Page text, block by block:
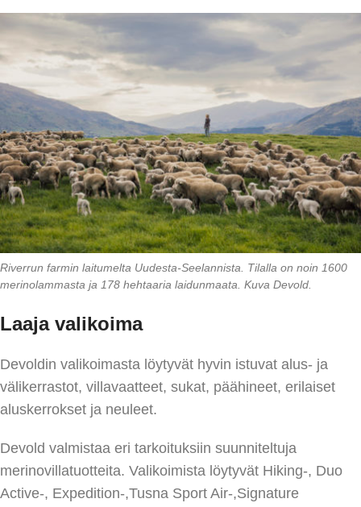
Riverrun farmin laitumelta Uudesta-Seelannista. Tilalla on noin 1600
merinolammasta ja 178 hehtaaria laidunmaata. Kuva Devold.
Laaja valikoima
Devoldin valikoimasta löytyvät hyvin istuvat alus- ja
välikerrastot, villavaatteet, sukat, päähineet, erilaiset
aluskerrokset ja neuleet.
Devold valmistaa eri tarkoituksiin suunniteltuja
merinovillatuotteita. Valikoimista löytyvät Hiking-, Duo
Active-, Expedition-,Tusna Sport Air-,Signature